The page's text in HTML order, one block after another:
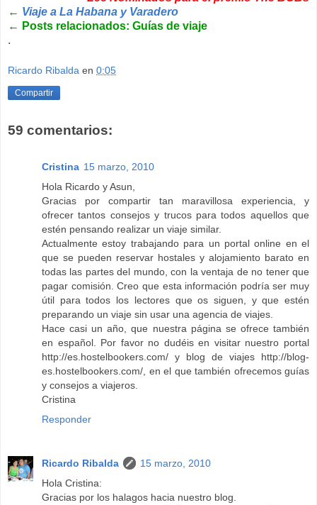
← Viaje a La Habana y Varadero
← Posts relacionados: Guías de viaje
.
Ricardo Ribalda en 0:05
Compartir
59 comentarios:
Cristina 15 marzo, 2010
Hola Ricardo y Asun,
Gracias por compartir tan maravillosa experiencia, y
ofrecer tantos consejos y trucos para todos aquellos que
estén pensando realizar un viaje similar.
Actualmente estoy trabajando para un portal online en el
que se pueden reservar hostales y alojamiento barato en
todas las partes del mundo, con la ventaja de no tener que
pagar comisión. Creo que esta información podría ser muy
útil para todos los lectores que os siguen, y que estén
preparando un viaje sin usar una agencia de viajes.
Hace casi un año, que nuestra página se ofrece también
en español. Por favor no dudéis en visitar nuestro portal
http://es.hostelbookers.com/ y blog de viajes http://blog-
es.hostelbookers.com/, en el que también ofrecemos guías
y consejos a viajeros.
Cristina
Responder
Ricardo Ribalda
15 marzo, 2010
Hola Cristina:
Gracias por los halagos hacia nuestro blog.